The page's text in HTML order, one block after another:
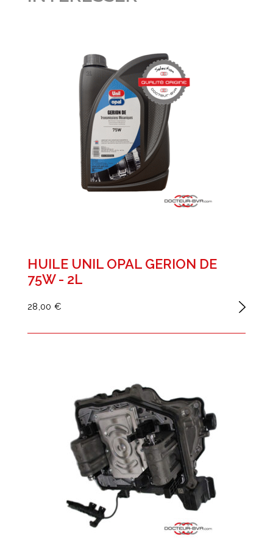
HUILE UNIL OPAL GERION DE
75W - 2L
28,00 €